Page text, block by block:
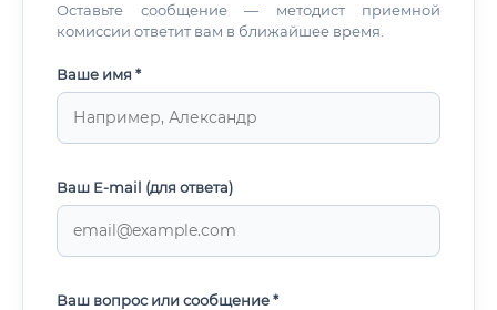
Оставьте сообщение — методист приемной
комиссии ответит вам в ближайшее время.
Ваше имя *
Ваш E-mail (для ответа)
Ваш вопрос или сообщение *